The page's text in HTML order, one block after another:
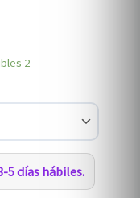
2
5 días hábiles.